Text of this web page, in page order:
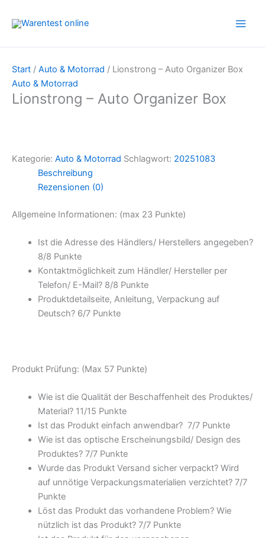
Inhalt
Start / Auto & Motorrad / Lionstrong – Auto Organizer Box
Auto & Motorrad
Lionstrong – Auto Organizer Box
Kategorie: Auto & Motorrad Schlagwort: 20251083
Beschreibung
Rezensionen (0)
Allgemeine Informationen: (max 23 Punkte)
Ist die Adresse des Händlers/ Herstellers angegeben?
8/8 Punkte
Kontaktmöglichkeit zum Händler/ Hersteller per
Telefon/ E-Mail? 8/8 Punkte
Produktdetailseite, Anleitung, Verpackung auf
Deutsch? 6/7 Punkte
Produkt Prüfung: (Max 57 Punkte)
Wie ist die Qualität der Beschaffenheit des Produktes/
Material? 11/15 Punkte
Ist das Produkt einfach anwendbar? 7/7 Punkte
Wie ist das optische Erscheinungsbild/ Design des
Produktes? 7/7 Punkte
Wurde das Produkt Versand sicher verpackt? Wird
auf unnötige Verpackungsmaterialien verzichtet? 7/7
Punkte
Löst das Produkt das vorhandene Problem? Wie
nützlich ist das Produkt? 7/7 Punkte